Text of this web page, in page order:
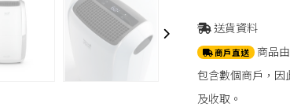
送貨資料
商戶直送 商品
包含數個商戶，因
及收取。